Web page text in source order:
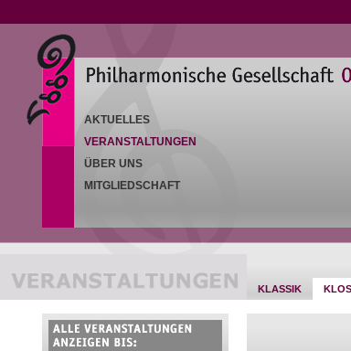
AKTUELLES
VERANSTALTUNGEN
ÜBER UNS
MITGLIEDSCHAFT
KLASSIK